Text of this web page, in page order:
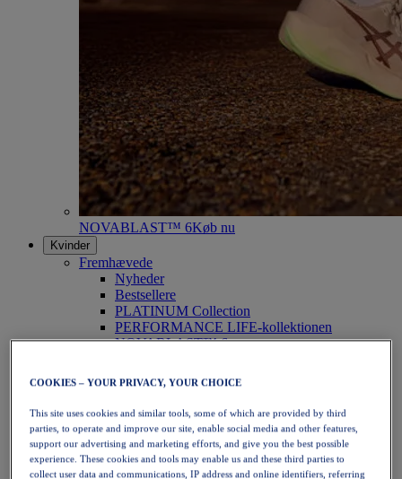
NOVABLAST™ 6Køb nu
Kvinder
Fremhævede
Nyheder
Bestsellere
PLATINUM Collection
PERFORMANCE LIFE-kollektionen
NOVABLAST™ 6
Løb
Trailløb
Tennis
Volleyball
Håndbold
Padel
Netbold
COOKIES – YOUR PRIVACY, YOUR CHOICE
This site uses cookies and similar tools, some of which are provided by third
parties, to operate and improve our site, enable social media and other features,
support our advertising and marketing efforts, and give you the best possible
experience. These cookies and tools may enable us and these third parties to
collect user data and communications, IP address and online identifiers, referring